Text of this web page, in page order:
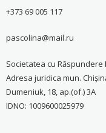
+373 69 005 117
pascolina@mail.ru
Societatea cu Răspundere
Adresa juridica mun.
Dumeniuk, 18, ap.(of.) 3A
IDNO: 1009600025979